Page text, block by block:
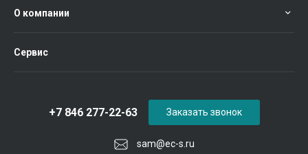
О компании
Сервис
sam@ec-s.ru
+7 846 277-22-63 Заказать звонок